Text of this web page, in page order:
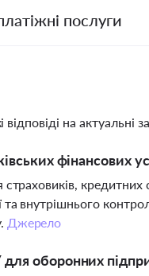
послуги
на актуальні
фінансових
кредитних
внутрішнього
Джерело
оборонних